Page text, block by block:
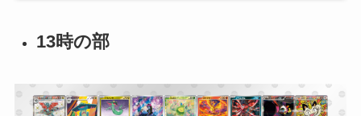
13時の部